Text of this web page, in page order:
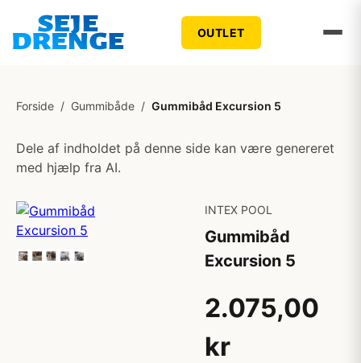
OUTLET
Forside / Gummibåde / Gummibåd Excursion 5
Dele af indholdet på denne side kan være genereret
med hjælp fra AI.
INTEX POOL
Gummibåd
Excursion 5
2.075,00
kr